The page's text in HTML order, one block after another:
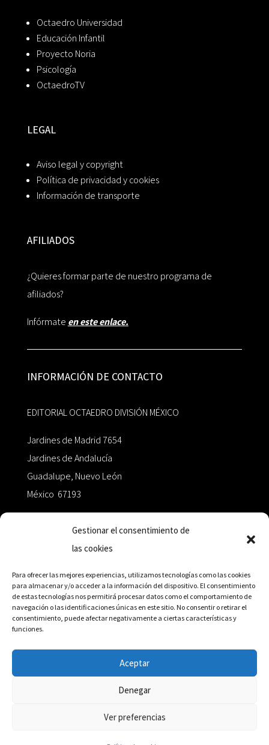
Gestionar el consentimiento de
las cookies
Para ofrecer las mejores experiencias, utilizamos tecnologías como las cookies
para almacenar y/o acceder a la información del dispositivo. El consentimiento
de estas tecnologías nos permitirá procesar datos como el comportamiento de
navegación o las identificaciones únicas en este sitio. No consentir o retirar el
consentimiento, puede afectar negativamente a ciertas características y
funciones.
Aceptar
Denegar
Ver preferencias
Octaedro Universidad
Educación Infantil
Proyecto Noria
Psicología
OctaedroTV
LEGAL
Aviso legal y copyright
Política de privacidad y cookies
Información de transporte
AFILIADOS
¿Quieres formar parte de nuestro programa de
afiliados?
Infórmate en este enlace.
INFORMACIÓN DE CONTACTO
EDITORIAL OCTAEDRO DIVISIÓN MÉXICO
Jardines de Madrid 7654
Jardines de Andalucía
Guadalupe, Nuevo León
México 67193
+52 811.499.5638
RED DE DISTRIBUCIÓN
Distribuidores en México y Octaedro internacional
© Editorial Octaedro, 2026